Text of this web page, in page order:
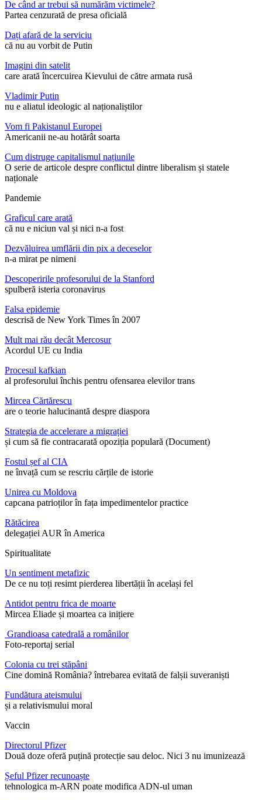
De când ar trebui să numărăm victimele?
Partea cenzurată de presa oficială
Dați afară de la serviciu
că nu au vorbit de Putin
Imagini din satelit
care arată încercuirea Kievului de către armata rusă
Vladimir Putin
nu e aliatul ideologic al naționaliștilor
Vom fi Pakistanul Europei
Americanii ne-au hotărât soarta
Cum distruge capitalismul națiunile
O serie de articole despre conflictul dintre liberalism și statele
naționale
Pandemie
Graficul care arată
că nu e niciun val și nici n-a fost
Dezvăluirea umflării din pix a deceselor
n-a mirat pe nimeni
Descoperirile profesorului de la Stanford
spulberă isteria coronavirus
Falsa epidemie
descrisă de New York Times în 2007
Mult mai rău decât Mercosur
Acordul UE cu India
Procesul kafkian
al profesorului închis pentru ofensarea elevilor trans
Mircea Cărtărescu
are o teorie halucinantă despre diaspora
Strategia de accelerare a migrației
și cum să fie contracarată opoziția populară (Document)
Fostul șef al CIA
ne învață cum se rescriu cărțile de istorie
Unirea cu Moldova
capcana patrioților în fața impedimentelor practice
Rătăcirea
delegației AUR în America
Spiritualitate
Un sentiment metafizic
De ce nu toți resimt pierderea libertății în același fel
Antidot pentru frica de moarte
Mircea Eliade și moartea ca inițiere
Grandioasa catedrală a românilor
Foto-reportaj serial
Colonia cu trei stăpâni
Cine domină România? întrebarea evitată de falșii suveraniști
Fundătura ateismului
și a relativismului moral
Vaccin
Directorul Pfizer
Două doze oferă puțină protecție sau deloc. Nici 3 nu imunizează
Șeful Pfizer recunoaște
tehnologica m-ARN poate modifica ADN-ul uman